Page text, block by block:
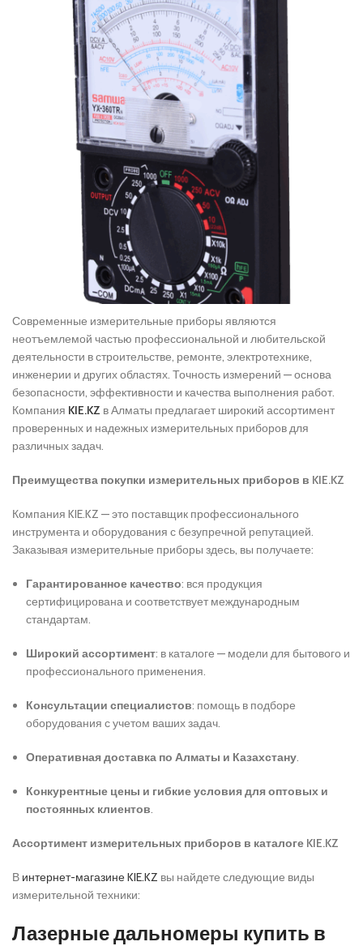
Современные измерительные приборы являются
неотъемлемой частью профессиональной и любительской
деятельности в строительстве, ремонте, электротехнике,
инженерии и других областях. Точность измерений — основа
безопасности, эффективности и качества выполнения работ.
Компания KIE.KZ в Алматы предлагает широкий ассортимент
проверенных и надежных измерительных приборов для
различных задач.
Преимущества покупки измерительных приборов в KIE.KZ
Компания KIE.KZ — это поставщик профессионального
инструмента и оборудования с безупречной репутацией.
Заказывая измерительные приборы здесь, вы получаете:
Гарантированное качество: вся продукция
сертифицирована и соответствует международным
стандартам.
Широкий ассортимент: в каталоге — модели для бытового и
профессионального применения.
Консультации специалистов: помощь в подборе
оборудования с учетом ваших задач.
Оперативная доставка по Алматы и Казахстану.
Конкурентные цены и гибкие условия для оптовых и
постоянных клиентов.
Ассортимент измерительных приборов в каталоге KIE.KZ
В интернет-магазине KIE.KZ вы найдете следующие виды
измерительной техники:
Лазерные дальномеры купить в